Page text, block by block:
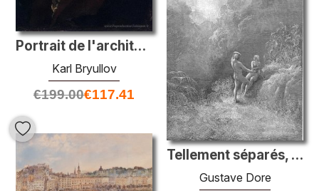
Portrait de l'architecte A. Bolotov
Karl Bryullov
€199.00€117.41
Tellement séparés, l'ange jusqu'au paradis de l'épaisseur, et Ad
Gustave Dore